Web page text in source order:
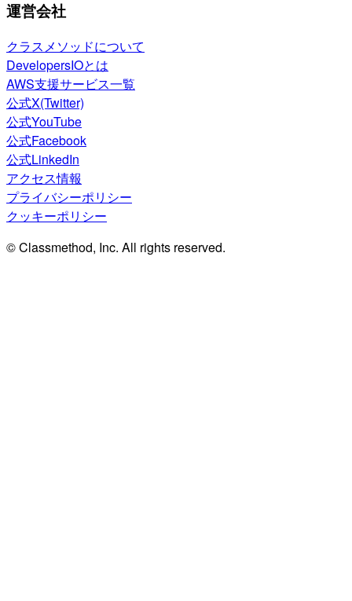
運営会社
クラスメソッドについて
DevelopersIOとは
AWS支援サービス一覧
公式X(Twitter)
公式YouTube
公式Facebook
公式LinkedIn
アクセス情報
プライバシーポリシー
クッキーポリシー
© Classmethod, Inc. All rights reserved.